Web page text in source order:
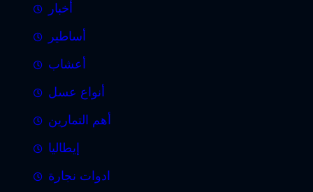
أخبار
أساطير
أعشاب
أنواع عسل
أهم التمارين
إيطاليا
ادوات نجارة